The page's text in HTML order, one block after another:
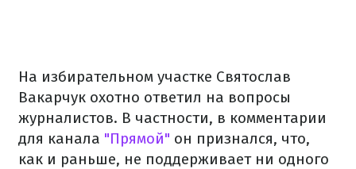
На избирательном участке Святослав
Вакарчук охотно ответил на вопросы
журналистов. В частности, в комментарии
для канала "Прямой" он признался, что,
как и раньше, не поддерживает ни одного